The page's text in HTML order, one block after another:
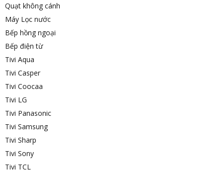
Quạt không cánh
Máy Lọc nước
Bếp hồng ngoại
Bếp điện từ
Tivi Aqua
Tivi Casper
Tivi Coocaa
Tivi LG
Tivi Panasonic
Tivi Samsung
Tivi Sharp
Tivi Sony
Tivi TCL